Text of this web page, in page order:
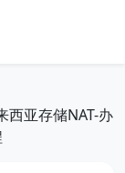
西亚存储NAT-办